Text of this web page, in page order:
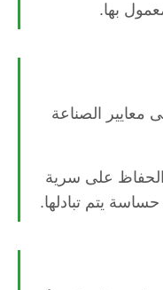
بها.
معايير الصناعة
على سرية
يتم تبادلها.